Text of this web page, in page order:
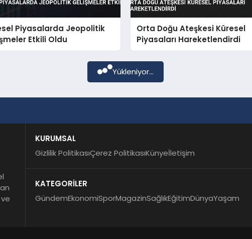
Piyasalarda Jeopolitik
Etkili Oldu
Orta Doğu Ateşkesi Küresel
Piyasaları Hareketlendirdi
Yükleniyor...
KURUMSAL
Gizlilik PolitikasıÇerez PolitikasıKünyeİletişim
KATEGORİLER
GündemEkonomiSporMagazinSağlıkEğitimDünyaYaşam